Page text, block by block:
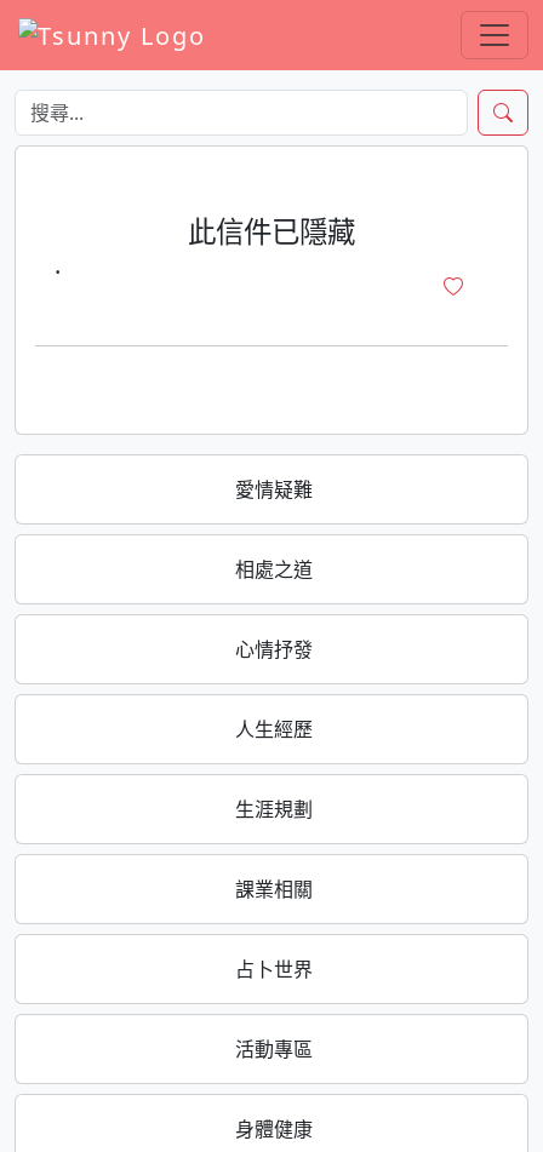
愛情疑難
相處之道
心情抒發
人生經歷
生涯規劃
課業相關
占卜世界
活動專區
身體健康
此信件已隱藏
·